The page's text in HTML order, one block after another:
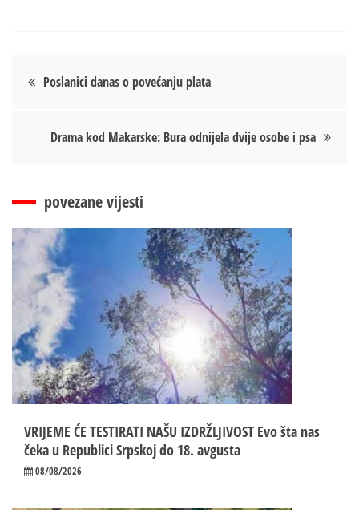
Кретање
Poslanici danas o povećanju plata
Drama kod Makarske: Bura odnijela dvije osobe i psa
povezane vijesti
VRIJEME ĆE TESTIRATI NAŠU IZDRŽLJIVOST Evo šta nas
čeka u Republici Srpskoj do 18. avgusta
08/08/2026